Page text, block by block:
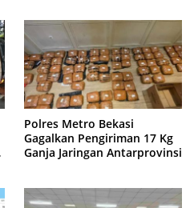
Polres Metro Bekasi
Gagalkan Pengiriman 17 Kg
Ganja Jaringan Antarprovinsi